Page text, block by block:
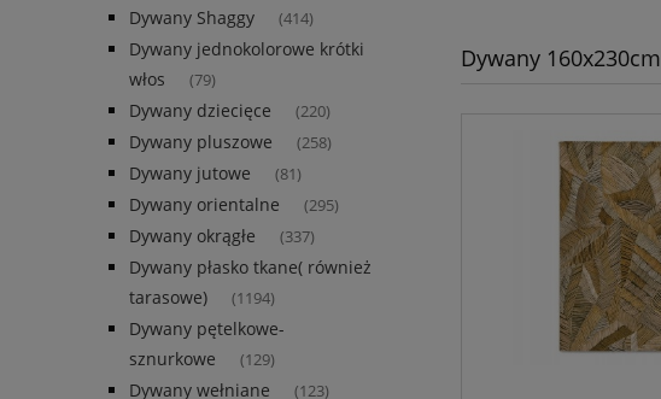
Dywany Shaggy (414)
Dywany jednokolorowe krótki
włos
(79)
Dywany dziecięce (220)
Dywany pluszowe (258)
Dywany jutowe (81)
Dywany orientalne (295)
Dywany okrągłe (337)
Dywany płasko tkane( również
tarasowe)
(1194)
Dywany pętelkowe-
sznurkowe
(129)
Dywany wełniane (123)
Dywany 160x230cm